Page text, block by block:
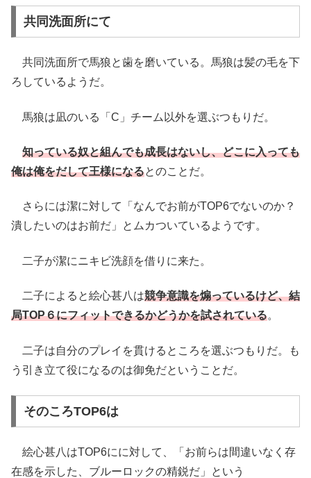
共同洗面所にて
共同洗面所で馬狼と歯を磨いている。馬狼は髪の毛を下
ろしているようだ。
馬狼は凪のいる「C」チーム以外を選ぶつもりだ。
知っている奴と組んでも成長はないし、どこに入っても
俺は俺をだして王様になるとのことだ。
さらには潔に対して「なんでお前がTOP6でないのか？
潰したいのはお前だ」とムカついているようです。
二子が潔にニキビ洗顔を借りに来た。
二子によると絵心甚八は競争意識を煽っているけど、結
局TOP６にフィットできるかどうかを試されている。
二子は自分のプレイを貫けるところを選ぶつもりだ。も
う引き立て役になるのは御免だということだ。
そのころTOP6は
絵心甚八はTOP6にに対して、「お前らは間違いなく存
在感を示した、ブルーロックの精鋭だ」という